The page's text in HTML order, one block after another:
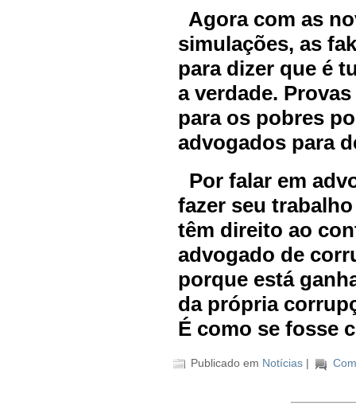
Agora com as
simulações, as
para dizer que é
a verdade.
para os pobres
advogados para
Por falar em
fazer seu
têm direito ao
advogado de
porque está
da própria
É como se
Publicado em Notícias |